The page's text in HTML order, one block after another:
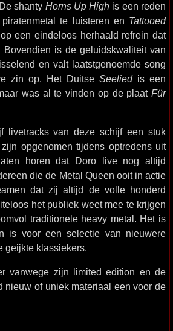
shanty Horns Up High is een reden
te luisteren en Tattooed
een eindeloos herhaald refrein dat
is de geluidskwaliteit van
en valt laatstgenoemde song
zin op. Het Duitse Seeliedis een
was al te vinden op de plaat Für
livetracks van deze schijf een stuk
opgenomen tijdens optredens uit
horen dat Doro live nog altijd
die de Metal Queen ooit in actie
dat zij altijd de volle honderd
het publiek weet mee te krijgen
traditionele heavy metal. Het is
is voor een selectie van nieuwere
geijkte klassiekers.
vanwege zijn limited edition en de
nieuw of uniek materiaal een voor de